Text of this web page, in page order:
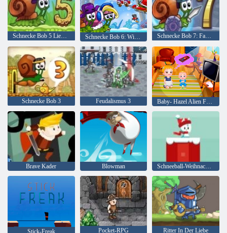
Schnecke Bob 5 Liebesgeschichte Schnecke Bob 6: Wintergeschichte Schnecke Bob 7: Fantasy -Geschichte
Schnecke Bob 3 Feudalismus 3 Baby- Hazel Alien Freund
Brave Kader Blowman Schneeball-Weihnachtswelt
Stick-Freak Pocket-RPG Ritter In Der Liebe